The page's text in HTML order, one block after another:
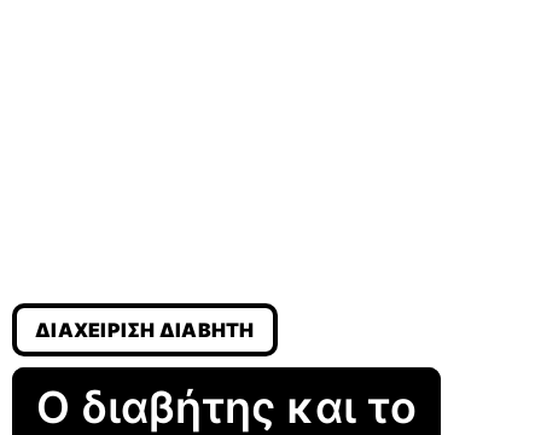
ΔΙΑΧΕΊΡΙΣΗ ΔΙΑΒΉΤΗ
Ο διαβήτης και το